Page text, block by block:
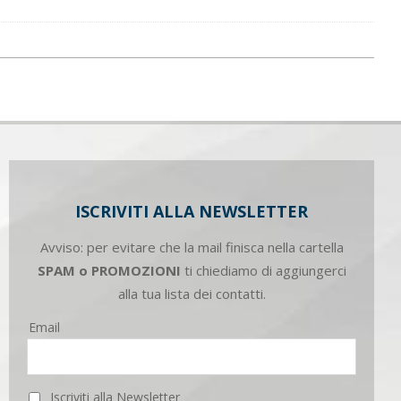
ISCRIVITI ALLA NEWSLETTER
Avviso: per evitare che la mail finisca nella cartella
SPAM o PROMOZIONI ti chiediamo di aggiungerci
alla tua lista dei contatti.
Email
Iscriviti alla Newsletter